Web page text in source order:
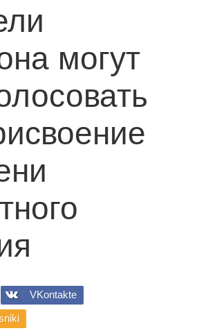
могут
VKontakte